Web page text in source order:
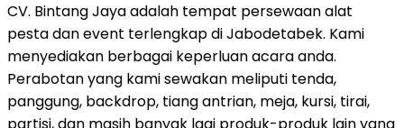
CV. Bintang Jaya adalah tempat persewaan alat
pesta dan event terlengkap di Jabodetabek. Kami
menyediakan berbagai keperluan acara anda.
Perabotan yang kami sewakan meliputi tenda,
panggung, backdrop, tiang antrian, meja, kursi, tirai,